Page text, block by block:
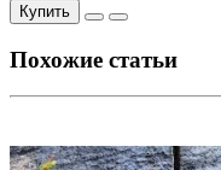
Купить
Похожие статьи